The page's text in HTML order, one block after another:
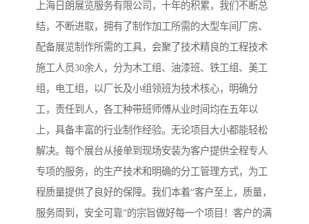
上海日朗展览服务有限公司，十年的积累，我们不断总
结，不断进取，拥有了制作加工所需的大型车间厂房、
配备展览制作所需的工具，会聚了技术精良的工程技术
施工人员30余人，分为木工组、油漆班、铁工组、美工
组，电工组，以厂长及小组领班为技术核心，明确分
工，责任到人，各工种带班师傅从业时间均在五年以
上，具备丰富的行业制作经验。无论项目大小都能轻松
解决。每个展台从接单到现场安装为客户提供全程专人
专项的服务，的生产技术和明确的分工管理方式，为工
程质量提供了良好的保障。我们本着“客户至上，质量，
服务周到，安全可靠”的宗旨做好每一个项目！客户的满